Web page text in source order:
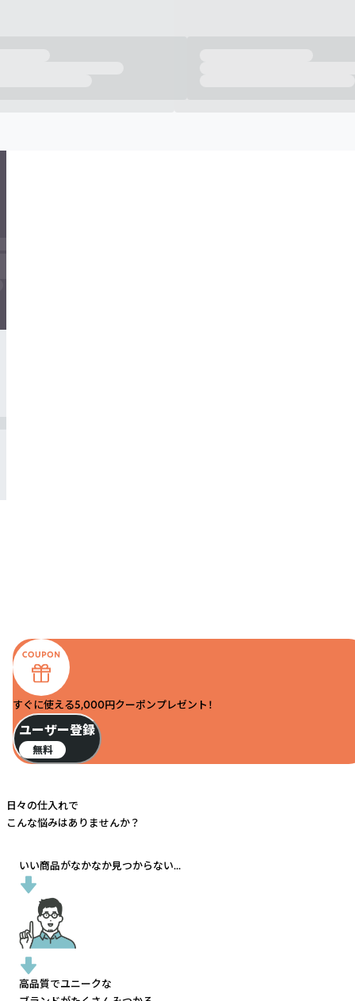
すぐに使える5,000円クーポンプレゼント！
ユーザー登録
無料
日々の仕入れで
こんな悩みはありませんか？
いい商品がなかなか見つからない...
高品質でユニークな